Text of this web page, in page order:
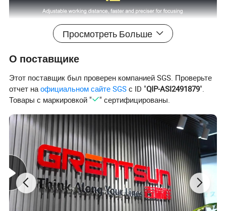
Просмотреть Больше
О поставщике
Этот поставщик был проверен компанией SGS. Проверьте
отчет наофициальном сайте SGS с ID "QIP-ASI2491879".
Товары с маркировкой "
" сертифицированы.